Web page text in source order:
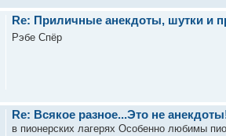
Re: Приличные анекдоты, шутки и
Рэбе Спёр
Re: Всякое разное...Это не
в пионерских лагерях Особенно любимы